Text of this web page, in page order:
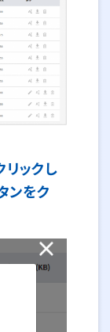
ックし
ンをク